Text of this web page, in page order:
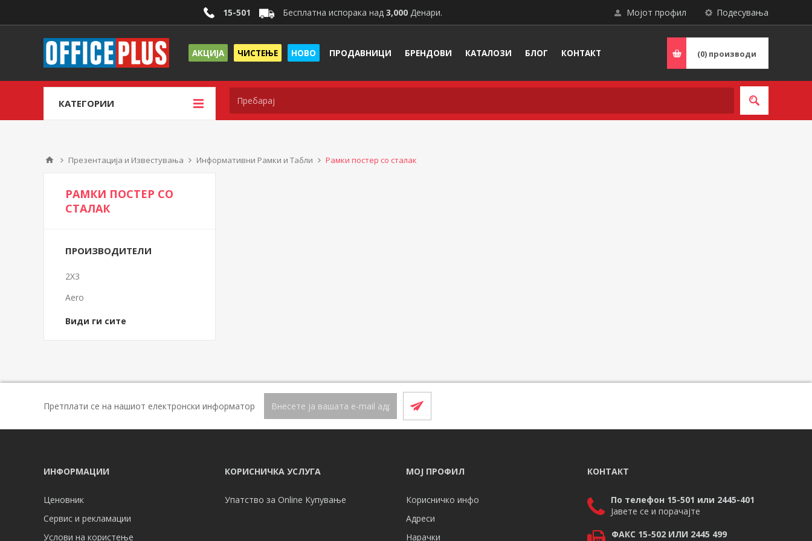
Подесувања
Мојот профил
15-501 Бесплатна испорака над 3,000 Денари.
АКЦИЈА ЧИСТЕЊЕ НОВО ПРОДАВНИЦИ БРЕНДОВИ КАТАЛОЗИ БЛОГ КОНТАКТ (0) производи
КАТЕГОРИИ
Презентација и Известувања Информативни Рамки и Табли Рамки постер со сталак
РАМКИ ПОСТЕР СО
СТАЛАК
ПРОИЗВОДИТЕЛИ
2X3
Aero
Види ги сите
Претплати се на нашиот електронски информатор
ИНФОРМАЦИИ
Ценовник
Сервис и рекламации
Услови на користење
КОРИСНИЧКА УСЛУГА
Упатство за Online Купување
МОЈ ПРОФИЛ
Корисничко инфо
Адреси
Нарачки
КОНТАКТ
По телефон 15-501 или 2445-401
Јавете се и порачајте
ФАКС 15-502 ИЛИ 2445 499